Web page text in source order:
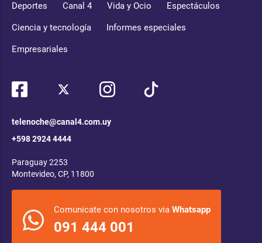
Deportes Canal 4 Vida y Ocio Espectáculos
Ciencia y tecnología Informes especiales
Empresariales
telenoche@canal4.com.uy
+598 2924 4444
Paraguay 2253
Montevideo, CP, 11800
Comunicate con nosotros via Whatsapp
091 444 001